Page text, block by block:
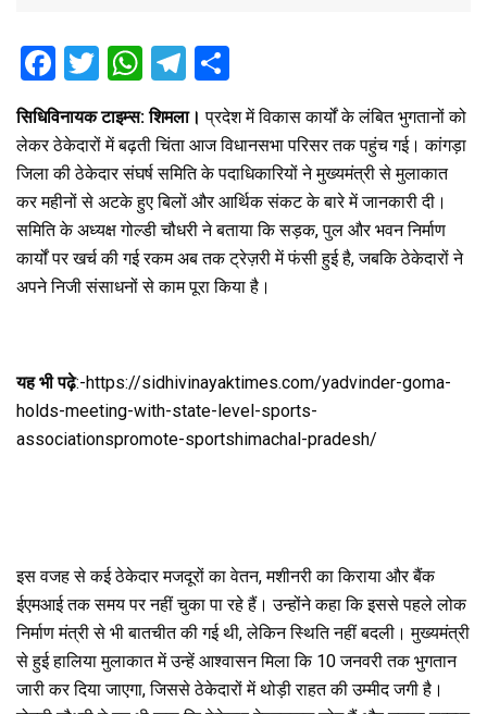
F
a
ce
b
o
o
k
T
tt
er
W
h
at
s
A
p
p
T
e
gr
a
m
ar
e
सिधिविनायक टाइम्स: शिमला।प्रदेश में विकास कार्यों के लंबित भुगतानों को
लेकर ठेकेदारों में बढ़ती चिंता आज विधानसभा परिसर तक पहुंच गई। कांगड़ा
जिला की ठेकेदार संघर्ष समिति के पदाधिकारियों ने मुख्यमंत्री से मुलाकात
कर महीनों से अटके हुए बिलों और आर्थिक संकट के बारे में जानकारी दी।
समिति के अध्यक्ष गोल्डी चौधरी ने बताया कि सड़क, पुल और भवन निर्माण
कार्यों पर खर्च की गई रकम अब तक ट्रेज़री में फंसी हुई है, जबकि ठेकेदारों ने
अपने निजी संसाधनों से काम पूरा किया है।
यह भी पढ़े:-https://sidhivinayaktimes.com/yadvinder-goma-
holds-meeting-with-state-level-sports-
associationspromote-sportshimachal-pradesh/
इस वजह से कई ठेकेदार मजदूरों का वेतन, मशीनरी का किराया और बैंक
ईएमआई तक समय पर नहीं चुका पा रहे हैं। उन्होंने कहा कि इससे पहले लोक
निर्माण मंत्री से भी बातचीत की गई थी, लेकिन स्थिति नहीं बदली। मुख्यमंत्री
से हुई हालिया मुलाकात में उन्हें आश्वासन मिला कि 10 जनवरी तक भुगतान
जारी कर दिया जाएगा, जिससे ठेकेदारों में थोड़ी राहत की उम्मीद जगी है।